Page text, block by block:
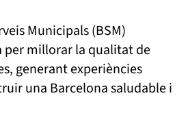
Municipals (BSM)
per millorar la qualitat de
generant experiències
una Barcelona saludable i